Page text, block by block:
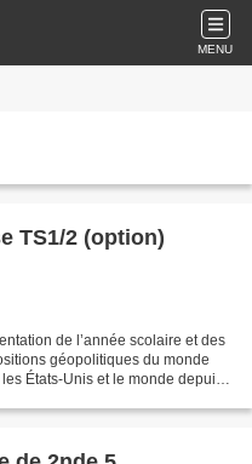
MENU
TS1/2 (option)
de l’année scolaire et des
géopolitiques du monde
États-Unis et le monde depuis